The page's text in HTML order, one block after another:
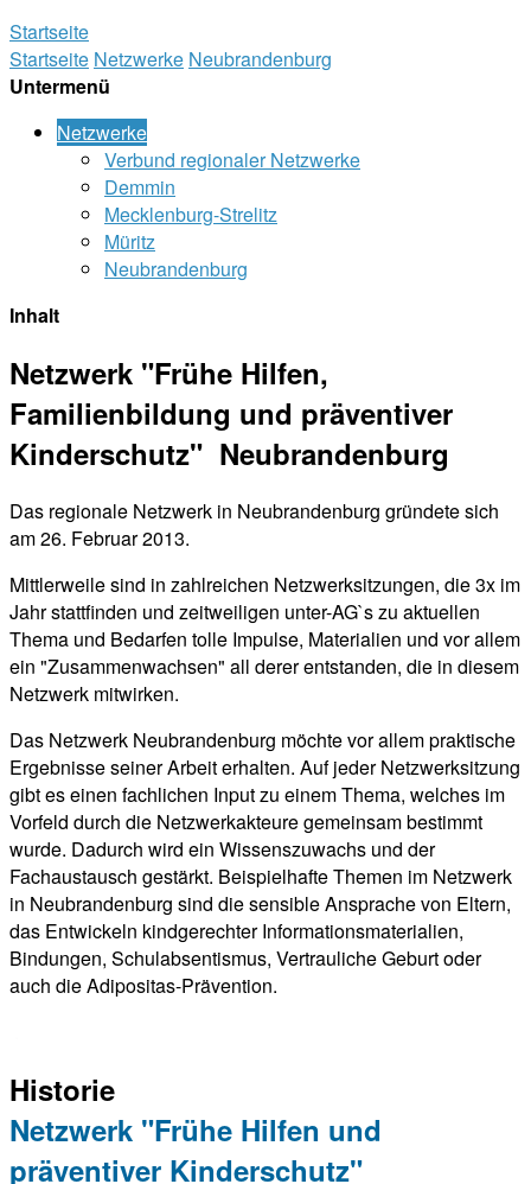
Startseite
Startseite Netzwerke Neubrandenburg
Untermenü
Netzwerke
Verbund regionaler Netzwerke
Demmin
Mecklenburg-Strelitz
Müritz
Neubrandenburg
Inhalt
Netzwerk "Frühe Hilfen,
Familienbildung und präventiver
Kinderschutz" Neubrandenburg
Das regionale Netzwerk in Neubrandenburg gründete sich
am 26. Februar 2013.
Mittlerweile sind in zahlreichen Netzwerksitzungen, die 3x im
Jahr stattfinden und zeitweiligen unter-AG`s zu aktuellen
Thema und Bedarfen tolle Impulse, Materialien und vor allem
ein "Zusammenwachsen" all derer entstanden, die in diesem
Netzwerk mitwirken.
Das Netzwerk Neubrandenburg möchte vor allem praktische
Ergebnisse seiner Arbeit erhalten. Auf jeder Netzwerksitzung
gibt es einen fachlichen Input zu einem Thema, welches im
Vorfeld durch die Netzwerkakteure gemeinsam bestimmt
wurde. Dadurch wird ein Wissenszuwachs und der
Fachaustausch gestärkt. Beispielhafte Themen im Netzwerk
in Neubrandenburg sind die sensible Ansprache von Eltern,
das Entwickeln kindgerechter Informationsmaterialien,
Bindungen, Schulabsentismus, Vertrauliche Geburt oder
auch die Adipositas-Prävention.
Historie
Netzwerk "Frühe Hilfen und
präventiver Kinderschutz"